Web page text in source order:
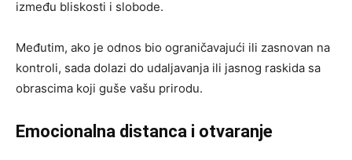
između bliskosti i slobode.
Međutim, ako je odnos bio ograničavajući ili zasnovan na
kontroli, sada dolazi do udaljavanja ili jasnog raskida sa
obrascima koji guše vašu prirodu.
Emocionalna distanca i otvaranje